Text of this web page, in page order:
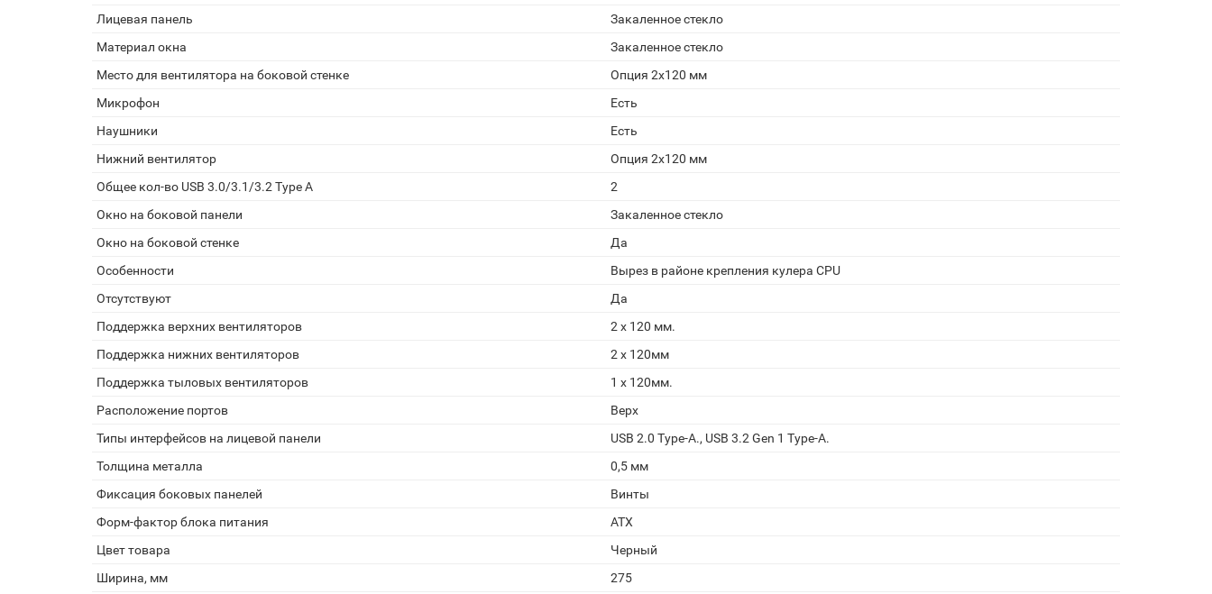
Лицевая панель
Закаленное стекло
Материал окна
Закаленное стекло
Место для вентилятора на боковой стенке
Опция 2х120 мм
Микрофон
Есть
Наушники
Есть
Нижний вентилятор
Опция 2х120 мм
Общее кол-во USB 3.0/3.1/3.2 Type A
2
Окно на боковой панели
Закаленное стекло
Окно на боковой стенке
Да
Особенности
Вырез в районе крепления кулера CPU
Отсутствуют
Да
Поддержка верхних вентиляторов
2 x 120 мм.
Поддержка нижних вентиляторов
2 x 120мм
Поддержка тыловых вентиляторов
1 x 120мм.
Расположение портов
Верх
Типы интерфейсов на лицевой панели
USB 2.0 Type-A., USB 3.2 Gen 1 Type-A.
Толщина металла
0,5 мм
Фиксация боковых панелей
Винты
Форм-фактор блока питания
ATX
Цвет товара
Черный
Ширина, мм
275